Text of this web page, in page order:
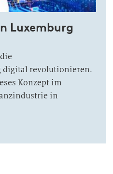
Luxemburg
digital revolutionieren.
Konzept im
in